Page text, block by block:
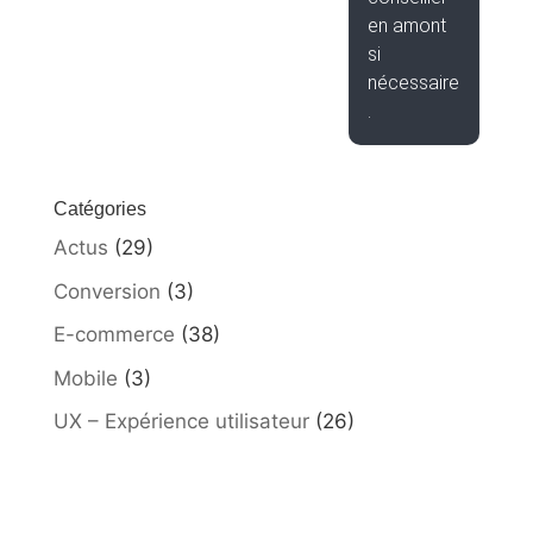
en amont
si
nécessaire
.
Catégories
Actus (29)
Conversion (3)
E-commerce (38)
Mobile (3)
UX – Expérience utilisateur(26)